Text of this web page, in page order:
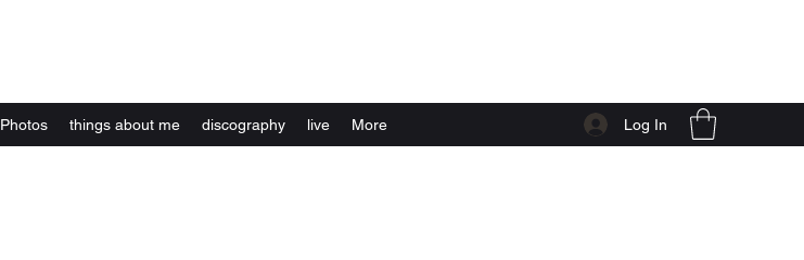
Photos things about me discography live More Log In